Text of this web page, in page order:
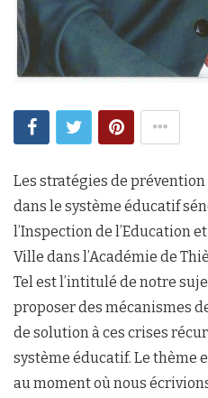
Les stratégies de
dans le système éducatif
l’Inspection de l’Education
Ville dans l’Académie de
Tel est l’intitulé de notre
proposer des mécanismes
de solution à ces crises
système éducatif. Le thème
au moment où nous